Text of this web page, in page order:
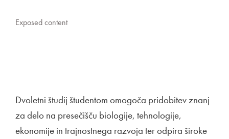
Exposed content
Dvoletni študij študentom omogoča pridobitev znanj
za delo na presečišču biologije, tehnologije,
ekonomije in trajnostnega razvoja ter odpira široke